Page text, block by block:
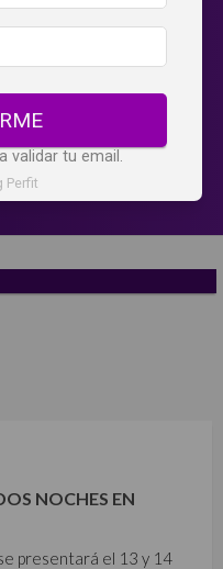
NOCHES EN
presentará el 13 y 14
validar tu email.
Perfit